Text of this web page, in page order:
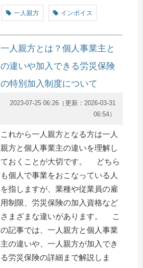
一人親方 インボイス
一人親方とは？個人事業主と
の違いや加入できる労災保険
の特別加入制度について
2023-07-25 06:26（更新： 2026-03-31
06:54）
これから一人親方となる方は一人
親方と個人事業主の違いを理解し
ておくことが大切です。 どちら
も個人で事業をおこなっている人
を指しますが、業種や従業員の雇
用制限、労災保険の加入資格など
さまざまな違いがあります。 こ
の記事では、一人親方と個人事業
主の違いや、一人親方が加入でき
る労災保険の詳細まで解説しま